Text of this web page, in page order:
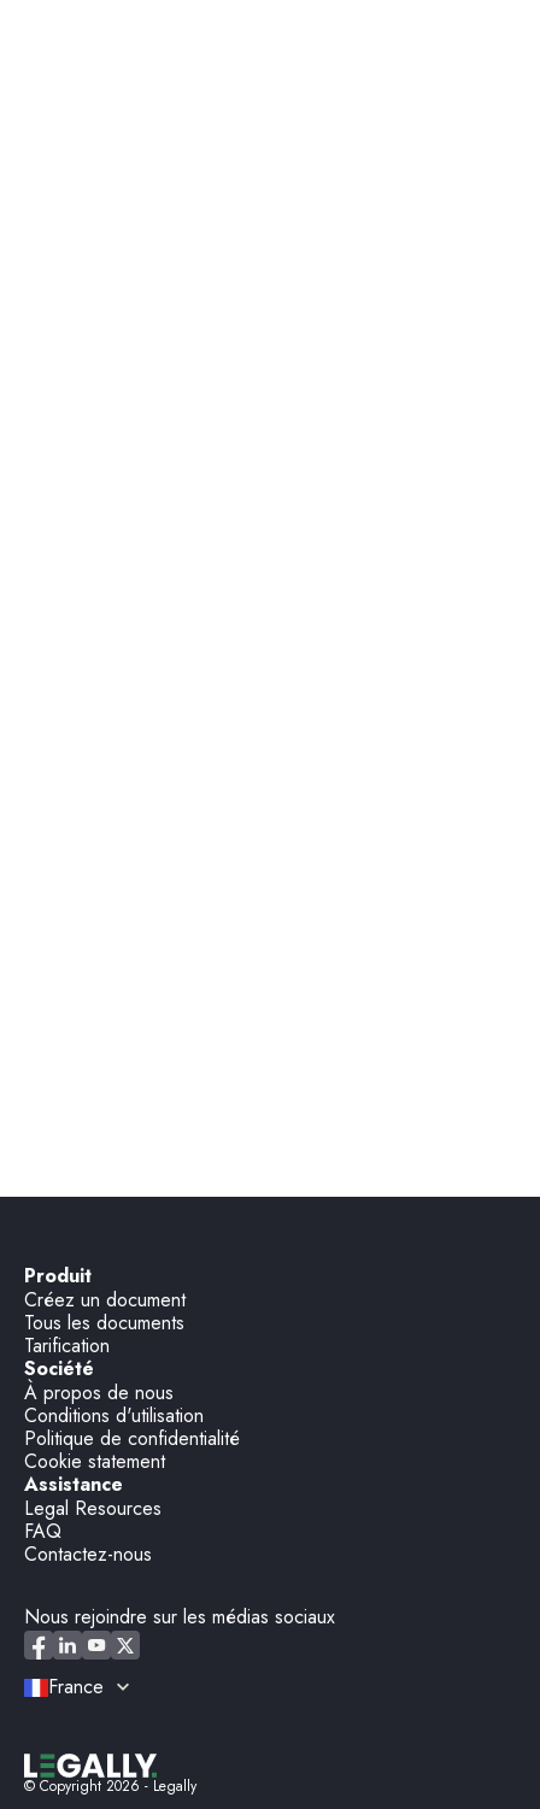
© Copyright 2026 - Legally
Produit
Créez un document
Tous les documents
Tarification
Société
À propos de nous
Conditions d'utilisation
Politique de confidentialité
Cookie statement
Assistance
Legal Resources
FAQ
Contactez-nous
Nous rejoindre sur les médias sociaux
France